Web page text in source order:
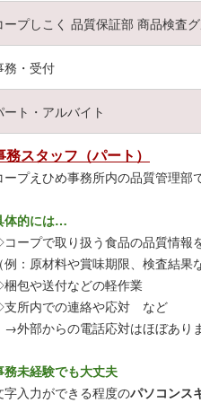
志）があります！
て安心して働けますよ♪
短時間勤務で仕事と家庭の両立が
が落ち着いた方」など幅広い年代の
一緒に働いてみませんか？
ープしこく 品質保証部 商品検査
務・受付
ート・アルバイト
務スタッフ（パート）
ープえひめ事務所内の品質管理部
体的には…
ープで取り扱う食品の品質情報
（例：原材料や賞味期限、検査結果
包や送付などの軽作業
所内での連絡や応対 など
→外部からの電話応対はほぼあり
務未経験でも大丈夫
字入力ができる程度のパソコンス